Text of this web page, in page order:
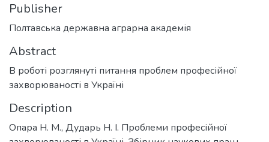
Publisher
Полтавська державна аграрна академія
Abstract
В роботі розглянуті питання проблем професійної
захворюваності в Україні
Description
Опара Н. М., Дударь Н. І. Проблеми професійної